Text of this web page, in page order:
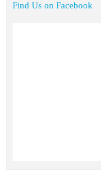
Find Us on Facebook